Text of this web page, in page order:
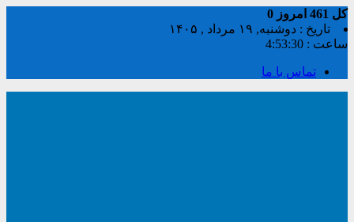
کل امروز 0
تاریخ : دوشنبه, ۱۹ مرداد , ۱۴۰۵
ساعت : 4:53:30
تماس با ما